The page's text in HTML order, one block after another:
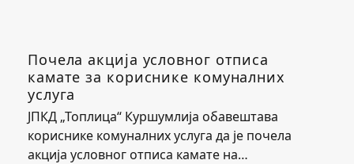
Почела акција условног отписа
камате за кориснике комуналних
услуга
ЈПКД „Топлица“ Куршумлија обавештава
кориснике комуналних услуга да је почела
акција условног отписа камате на…